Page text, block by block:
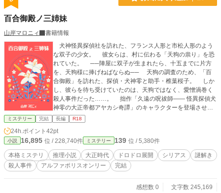
百合御殿ノ三姉妹
山岸マロニィ
書籍情報
️ 犬神怪異探偵社を訪れた、フランス人形と市松人形のよう
な双子の少女。 彼女らは、村に伝わる「天狗の祟り」を恐
れていた。 ──陣屋に双子が生まれたら、十五までに片方
を、天狗様に捧げねばならぬ── 天狗の調査のため、「百
合御殿」を訪れた、探偵・犬神零と助手・椎葉桜子。 しか
し、彼らを待ち受けていたのは、天狗ではなく、愛憎渦巻く
殺人事件だった……。 拙作「久遠の呪祓師―― 怪異探偵犬
神零の大正帝都アヤカシ奇譚」のキャラクターを登場させ
た、探偵小説です。 大正時代、山村の名家を舞台にし、
「本格ミステリ」を目指して執筆しました。 ご趣味が合い
ましたらご覧ください。 ─────────────── ️■以下の内
容を含みます。18歳未満の方、及び、苦手な方の閲覧はご遠
慮ください。 ️・残酷表現 ・グロ表現 ・性的表現 ・胸糞展開
・犯罪行為 ・タブーとされている事象 ️■大正時代を意識して
執筆しております。現代の価値観とは異なる場合がごさいま
ミステリー 完結 長編 R18
24h.ポイント 42pt
小説 16,895 位 / 228,740件 ミステリー 139 位 / 5,380件
本格ミステリ 推理小説 大正時代 ドロドロ展開 シリアス
謎解き
殺人事件
アルファポリスオンリー 完結
感想数 0
文字数 245,169